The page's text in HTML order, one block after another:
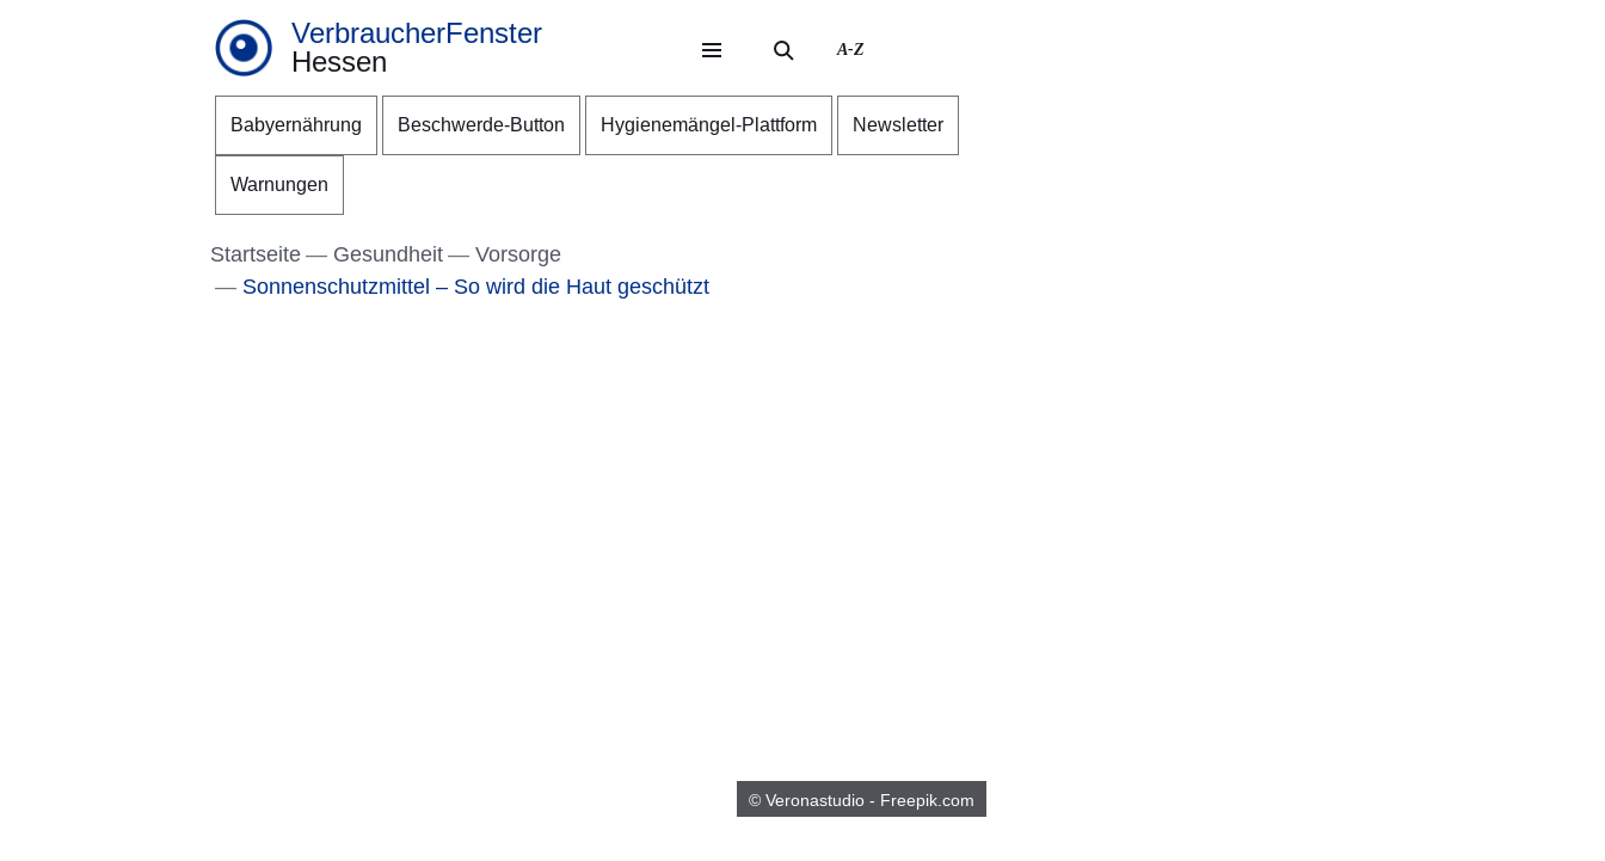
Direkt zum Kopf der Seite
Direkt zum Inhalt
Direkt zum Fuß der Seite
VerbraucherFenster
Hessen
A-Z
Babyernährung Beschwerde-Button Hygienemängel-Plattform Newsletter
Warnungen
Startseite Gesundheit
Vorsorge
Sonnenschutzmittel – So wird die Haut geschützt
© Veronastudio - Freepik.com